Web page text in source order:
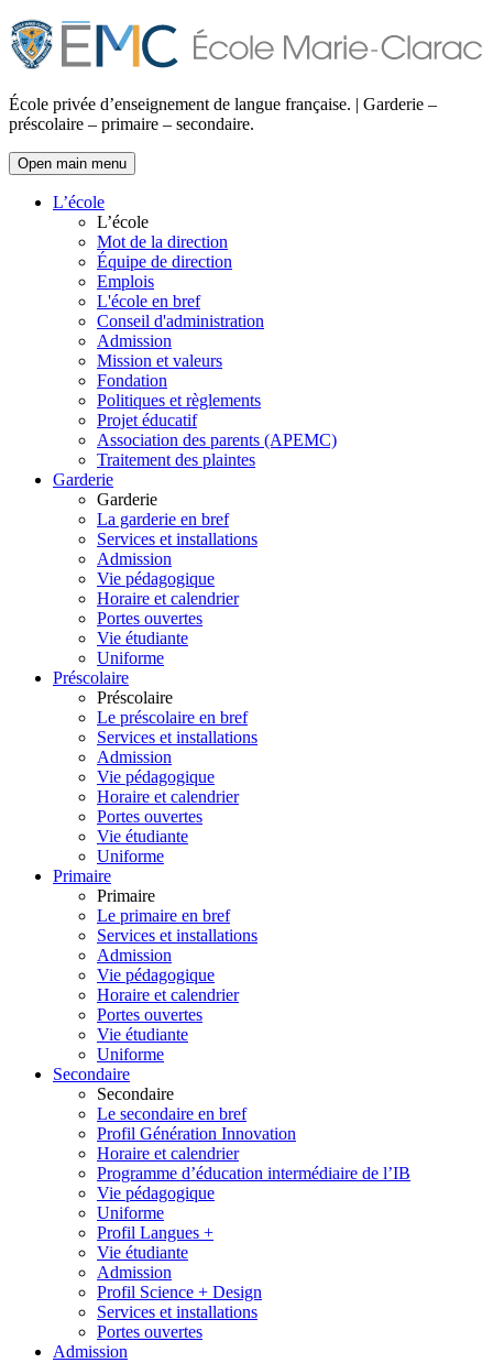
École privée d’enseignement de langue française. | Garderie –
préscolaire – primaire – secondaire.
Open main menu
L’école
L’école
Mot de la direction
Équipe de direction
Emplois
L'école en bref
Conseil d'administration
Admission
Mission et valeurs
Fondation
Politiques et règlements
Projet éducatif
Association des parents (APEMC)
Traitement des plaintes
Garderie
Garderie
La garderie en bref
Services et installations
Admission
Vie pédagogique
Horaire et calendrier
Portes ouvertes
Vie étudiante
Uniforme
Préscolaire
Préscolaire
Le préscolaire en bref
Services et installations
Admission
Vie pédagogique
Horaire et calendrier
Portes ouvertes
Vie étudiante
Uniforme
Primaire
Primaire
Le primaire en bref
Services et installations
Admission
Vie pédagogique
Horaire et calendrier
Portes ouvertes
Vie étudiante
Uniforme
Secondaire
Secondaire
Le secondaire en bref
Profil Génération Innovation
Horaire et calendrier
Programme d’éducation intermédiaire de l’IB
Vie pédagogique
Uniforme
Profil Langues +
Vie étudiante
Admission
Profil Science + Design
Services et installations
Portes ouvertes
Admission